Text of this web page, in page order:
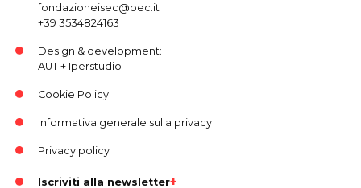
fondazioneisec@pec.it
+39 3534824163
Design & development:
AUT+ Iperstudio
Cookie Policy
Informativa generale sulla privacy
Privacy policy
Iscriviti alla newsletter